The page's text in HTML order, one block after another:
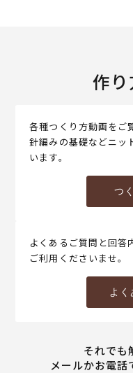
作
各種つくり方動画をご
針編みの基礎などニッ
います。
つ
よくあるご質問と回答
ご利用くださいませ。
よ
それでも
メールかお電話